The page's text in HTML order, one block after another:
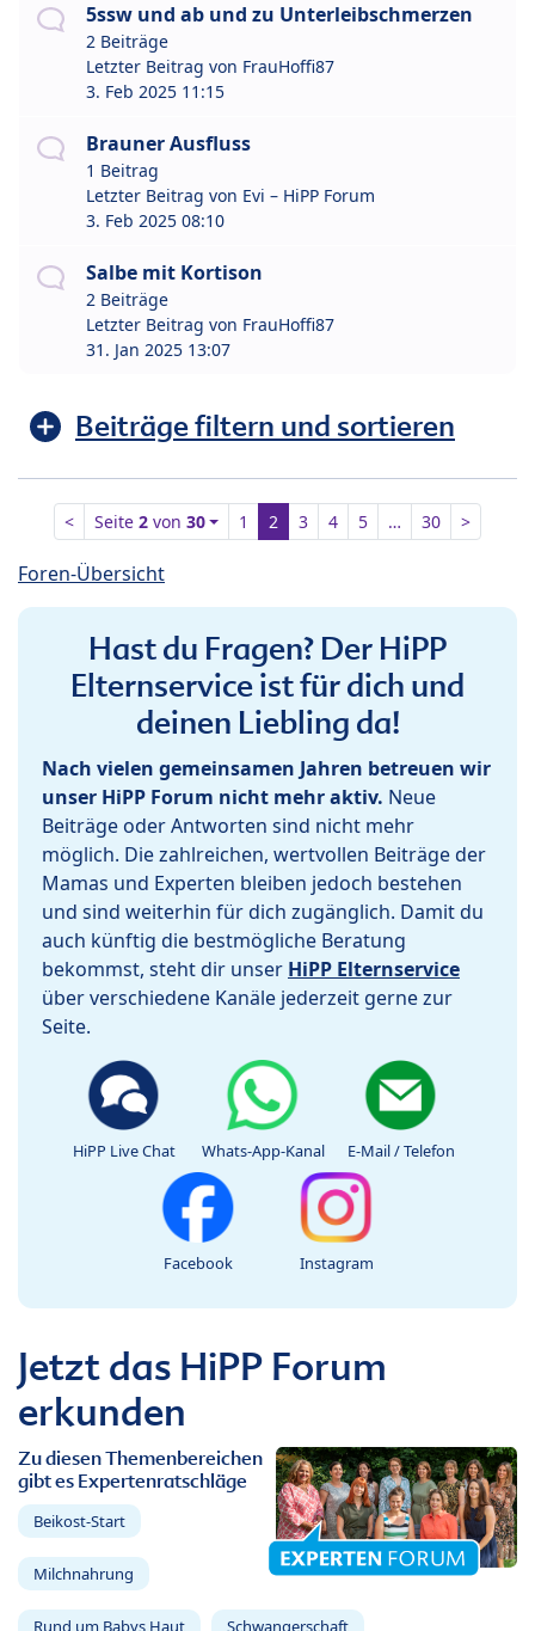
5ssw und ab und zu Unterleibschmerzen
2 Beiträge
Letzter Beitrag von FrauHoffi87
3. Feb 2025 11:15
Brauner Ausfluss
1 Beitrag
Letzter Beitrag von Evi – HiPP Forum
3. Feb 2025 08:10
Salbe mit Kortison
2 Beiträge
Letzter Beitrag von FrauHoffi87
31. Jan 2025 13:07
Beiträge filtern und sortieren
< Seite 2von 30 1 2 3 4 5 … 30 >
Foren-Übersicht
Hast du Fragen? Der HiPP
Elternservice ist für dich und
deinen Liebling da!
Nach vielen gemeinsamen Jahren betreuen wir
unser HiPP Forum nicht mehr aktiv. Neue
Beiträge oder Antworten sind nicht mehr
möglich. Die zahlreichen, wertvollen Beiträge der
Mamas und Experten bleiben jedoch bestehen
und sind weiterhin für dich zugänglich. Damit du
auch künftig die bestmögliche Beratung
bekommst, steht dir unser HiPP Elternservice
über verschiedene Kanäle jederzeit gerne zur
Seite.
HiPP Live Chat Whats-App-Kanal E-Mail / Telefon
Facebook Instagram
Jetzt das HiPP Forum
erkunden
Zu diesen Themenbereichen
gibt es Expertenratschläge
Beikost-Start
Milchnahrung
Rund um Babys Haut Schwangerschaft